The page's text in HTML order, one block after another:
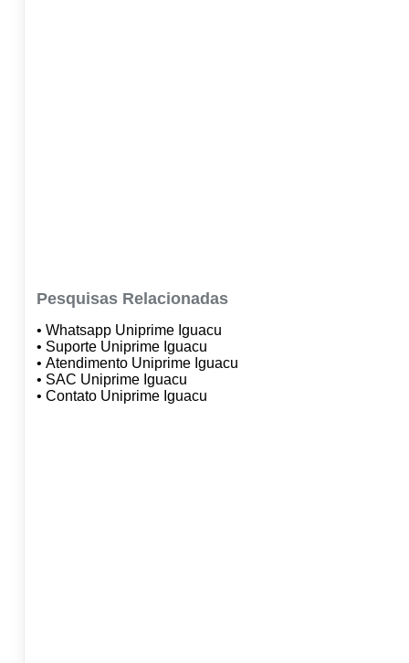
Pesquisas Relacionadas
• Whatsapp Uniprime Iguacu
• Suporte Uniprime Iguacu
• Atendimento Uniprime Iguacu
• SAC Uniprime Iguacu
• Contato Uniprime Iguacu